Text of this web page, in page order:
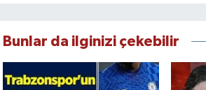
Bunlar da ilginizi çekebilir